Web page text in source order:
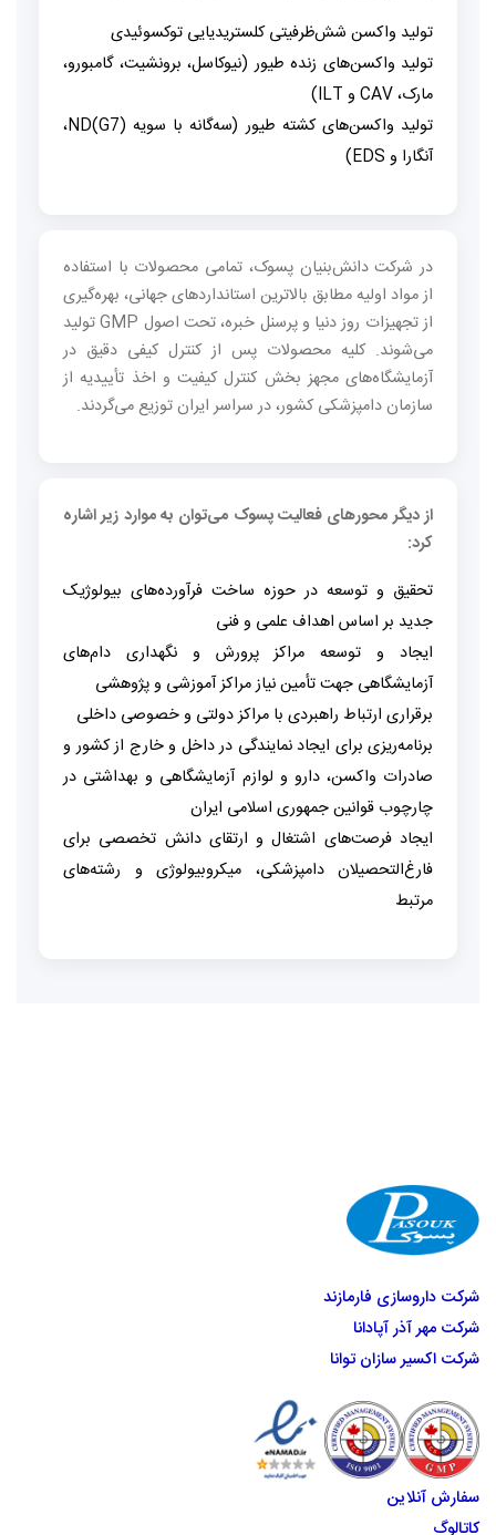
تولید واکسن شش‌ظرفیتی کلستریدیایی توکسوئیدی
تولید واکسن‌های زنده طیور (نیوکاسل، برونشیت، گامبورو،
مارک، CAV و ILT)
تولید واکسن‌های کشته طیور (سه‌گانه با سویه ND(G7)،
آنگارا و EDS)
در شرکت دانش‌بنیان پسوک، تمامی محصولات با استفاده
از مواد اولیه مطابق بالاترین استانداردهای جهانی، بهره‌گیری
از تجهیزات روز دنیا و پرسنل خبره، تحت اصول GMP تولید
می‌شوند. کلیه محصولات پس از کنترل کیفی دقیق در
آزمایشگاه‌های مجهز بخش کنترل کیفیت و اخذ تأییدیه از
سازمان دامپزشکی کشور، در سراسر ایران توزیع می‌گردند.
از دیگر محورهای فعالیت پسوک می‌توان به موارد زیر اشاره
کرد:
تحقیق و توسعه در حوزه ساخت فرآورده‌های بیولوژیک
جدید بر اساس اهداف علمی و فنی
ایجاد و توسعه مراکز پرورش و نگهداری دام‌های
آزمایشگاهی جهت تأمین نیاز مراکز آموزشی و پژوهشی
برقراری ارتباط راهبردی با مراکز دولتی و خصوصی داخلی
برنامه‌ریزی برای ایجاد نمایندگی در داخل و خارج از کشور و
صادرات واکسن، دارو و لوازم آزمایشگاهی و بهداشتی در
چارچوب قوانین جمهوری اسلامی ایران
ایجاد فرصت‌های اشتغال و ارتقای دانش تخصصی برای
فارغ‌التحصیلان دامپزشکی، میکروبیولوژی و رشته‌های
مرتبط
شرکت داروسازی فارمازند
شرکت مهر آذر آپادانا
شرکت اکسیر سازان توانا
سفارش آنلاین
کاتالوگ